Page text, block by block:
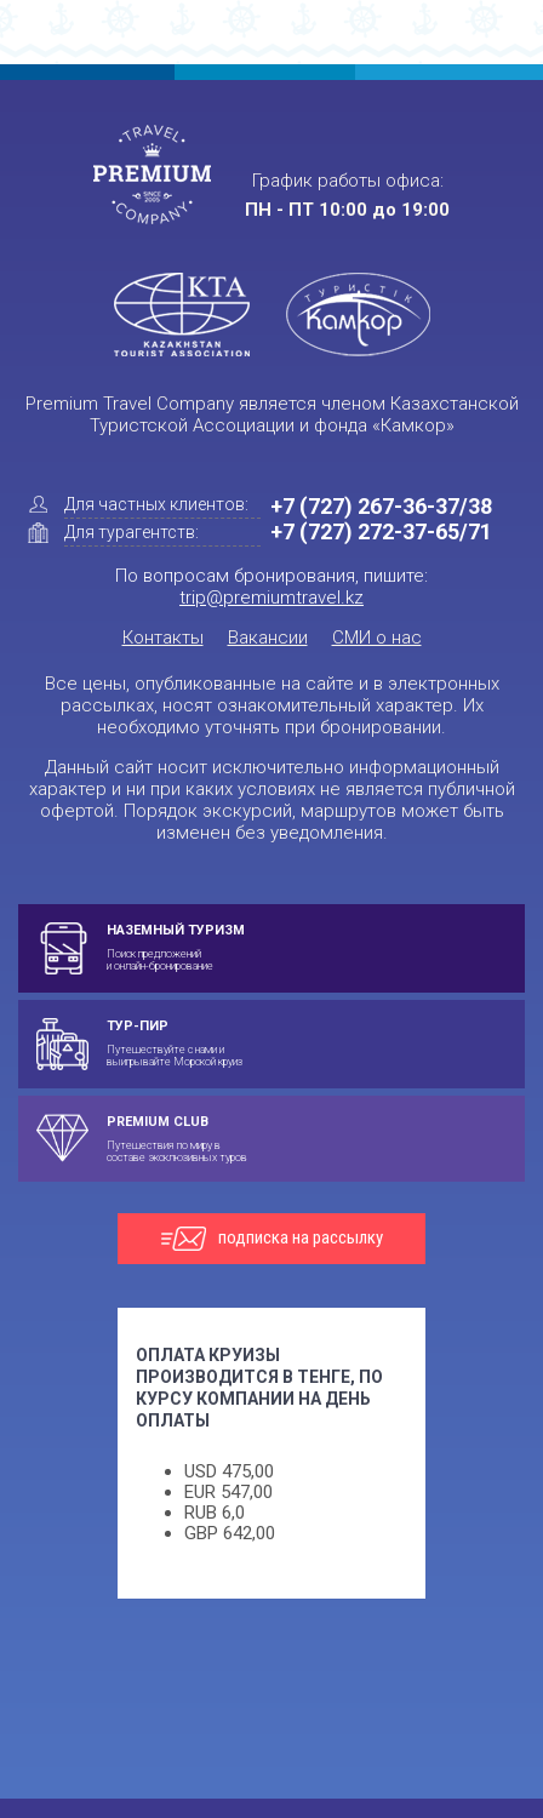
График работы офиса:
ПН - ПТ 10:00 до 19:00
Premium Travel Company является членом Казахстанской
Туристской Ассоциации и фонда «Камкор»
Для частных клиентов:
Для турагентств:
+7 (727) 267-36-37/38
+7 (727) 272-37-65/71
По вопросам бронирования, пишите:
trip@premiumtravel.kz
Контакты
Вакансии СМИ о нас
Все цены, опубликованные на сайте и в электронных
рассылках, носят ознакомительный характер. Их
необходимо уточнять при бронировании.
Данный сайт носит исключительно информационный
характер и ни при каких условиях не является публичной
офертой. Порядок экскурсий, маршрутов может быть
изменен без уведомления.
НАЗЕМНЫЙ ТУРИЗМ
Поиск предложений
и онлайн-бронирование
ТУР-ПИР
Путешествуйте с нами и
выигрывайте Морской круиз
PREMIUM CLUB
Путешествия по миру в
составе эксклюзивных туров
подписка на рассылку
ОПЛАТА КРУИЗЫ
ПРОИЗВОДИТСЯ В ТЕНГЕ, ПО
КУРСУ КОМПАНИИ НА ДЕНЬ
ОПЛАТЫ
USD 475,00
EUR 547,00
RUB 6,0
GBP 642,00